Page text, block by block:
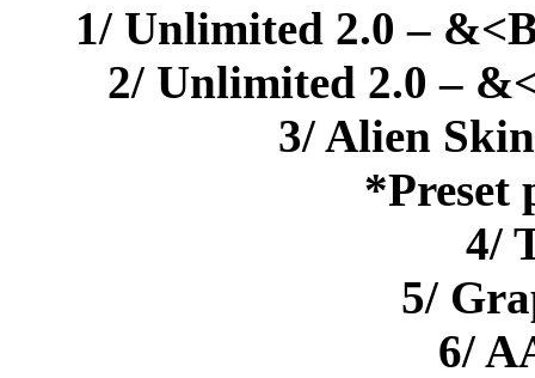
1/ Unlimited 2.0 –
2/ Unlimited 2.0 –
3/ Alien
*Preset
4/
5/
6/